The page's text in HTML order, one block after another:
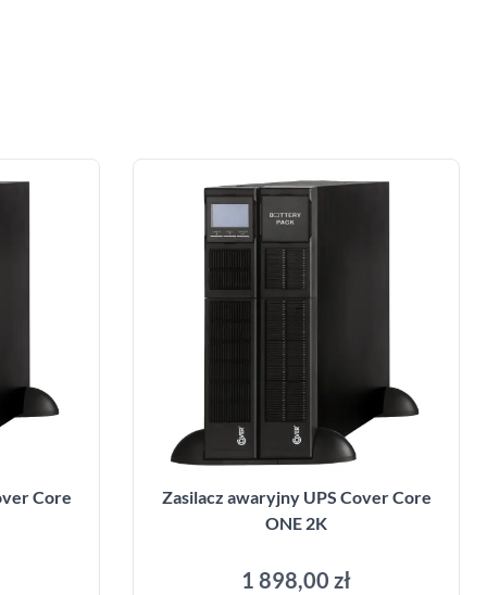
Core
Zasilacz awaryjny UPS Cover Core
ONE 2K
1 898,00 zł